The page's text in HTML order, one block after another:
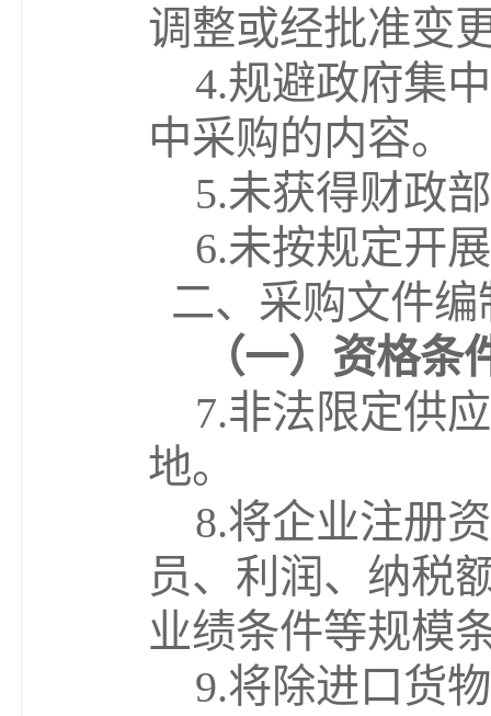
调整或经批准变
4.规避政府集
中采购的内容。
5.未获得财政
6.未按规定开
二、采购文件
（一） 资格条
7.非法限定供
地。
8.将企业注册
员、利润、纳税
业绩条件等规模
9.将除进口货